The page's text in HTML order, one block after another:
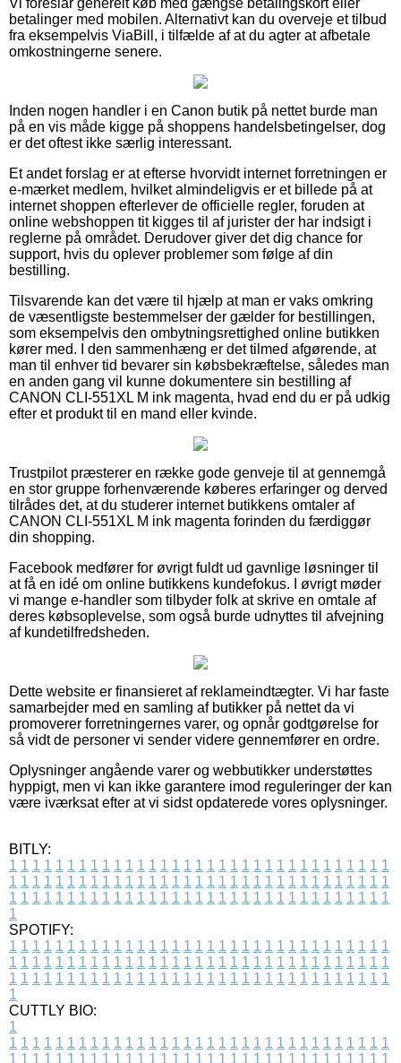
betalinger med mobilen. Alternativt kan du overveje et tilbud
fra eksempelvis ViaBill, i tilfælde af at du agter at afbetale
omkostningerne senere.
Inden nogen handler i en Canon butik på nettet burde man
på en vis måde kigge på shoppens handelsbetingelser, dog
er det oftest ikke særlig interessant.
Et andet forslag er at efterse hvorvidt internet forretningen er
e-mærket medlem, hvilket almindeligvis er et billede på at
internet shoppen efterlever de officielle regler, foruden at
online webshoppen tit kigges til af jurister der har indsigt i
reglerne på området. Derudover giver det dig chance for
support, hvis du oplever problemer som følge af din
bestilling.
Tilsvarende kan det være til hjælp at man er vaks omkring
de væsentligste bestemmelser der gælder for bestillingen,
som eksempelvis den ombytningsrettighed online butikken
kører med. I den sammenhæng er det tilmed afgørende, at
man til enhver tid bevarer sin købsbekræftelse, således man
en anden gang vil kunne dokumentere sin bestilling af
CANON CLI-551XL M ink magenta, hvad end du er på udkig
efter et produkt til en mand eller kvinde.
Trustpilot præsterer en række gode genveje til at gennemgå
en stor gruppe forhenværende køberes erfaringer og derved
tilrådes det, at du studerer internet butikkens omtaler af
CANON CLI-551XL M ink magenta forinden du færdiggør
din shopping.
Facebook medfører for øvrigt fuldt ud gavnlige løsninger til
at få en idé om online butikkens kundefokus. I øvrigt møder
vi mange e-handler som tilbyder folk at skrive en omtale af
deres købsoplevelse, som også burde udnyttes til afvejning
af kundetilfredsheden.
Dette website er finansieret af reklameindtægter. Vi har faste
samarbejder med en samling af butikker på nettet da vi
promoverer forretningernes varer, og opnår godtgørelse for
så vidt de personer vi sender videre gennemfører en ordre.
Oplysninger angående varer og webbutikker understøttes
hyppigt, men vi kan ikke garantere imod reguleringer der kan
være iværksat efter at vi sidst opdaterede vores oplysninger.
BITLY:
1 1 1 1 1 1 1 1 1 1 1 1 1 1 1 1 1 1 1 1 1 1 1 1 1 1 1 1 1 1 1 1 1
1 1 1 1 1 1 1 1 1 1 1 1 1 1 1 1 1 1 1 1 1 1 1 1 1 1 1 1 1 1 1 1 1
1 1 1 1 1 1 1 1 1 1 1 1 1 1 1 1 1 1 1 1 1 1 1 1 1 1 1 1 1 1 1 1 1
1
SPOTIFY:
1 1 1 1 1 1 1 1 1 1 1 1 1 1 1 1 1 1 1 1 1 1 1 1 1 1 1 1 1 1 1 1 1
1 1 1 1 1 1 1 1 1 1 1 1 1 1 1 1 1 1 1 1 1 1 1 1 1 1 1 1 1 1 1 1 1
1 1 1 1 1 1 1 1 1 1 1 1 1 1 1 1 1 1 1 1 1 1 1 1 1 1 1 1 1 1 1 1 1
1
CUTTLY BIO:
1
1 1 1 1 1 1 1 1 1 1 1 1 1 1 1 1 1 1 1 1 1 1 1 1 1 1 1 1 1 1 1 1 1
1 1 1 1 1 1 1 1 1 1 1 1 1 1 1 1 1 1 1 1 1 1 1 1 1 1 1 1 1 1 1 1 1